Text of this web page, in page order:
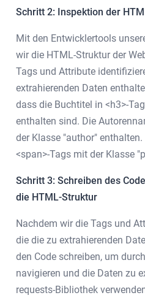
Schritt 2: Inspektion der
Mit den Entwicklertools
wir die HTML-Struktur der
Tags und Attribute
extrahierenden Daten
dass die Buchtitel in <h3>-
enthalten sind. Die
der Klasse "author"
<span>-Tags mit der Klasse
Schritt 3: Schreiben des
die HTML-Struktur
Nachdem wir die Tags und
die die zu extrahierenden
den Code schreiben, um
navigieren und die Daten zu
requests-Bibliothek